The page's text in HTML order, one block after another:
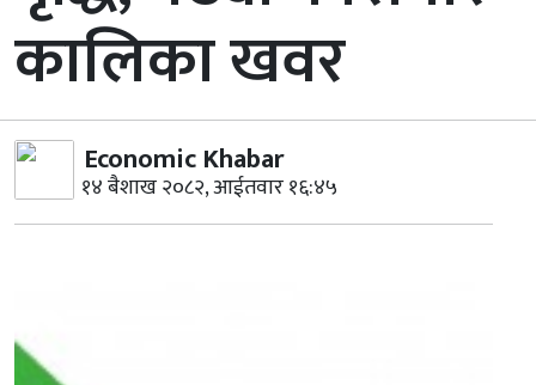
कालिका खवर
Economic Khabar
१४ बैशाख २०८२, आईतवार १६:४५